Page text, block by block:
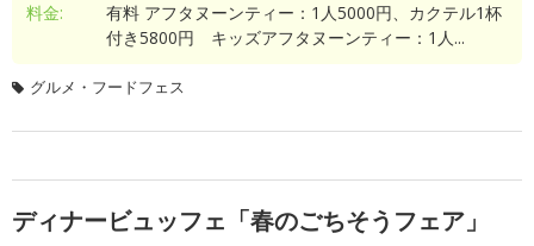
料金:
有料 アフタヌーンティー：1人5000円、カクテル1杯
付き5800円 キッズアフタヌーンティー：1人...
グルメ・フードフェス
ディナービュッフェ「春のごちそうフェア」